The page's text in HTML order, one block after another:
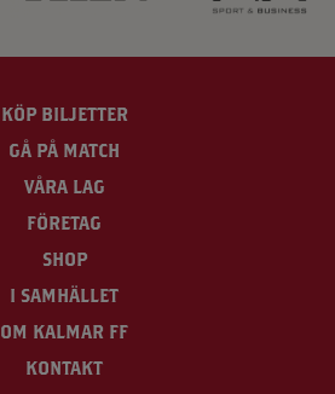
KÖP BILJETTER
GÅ PÅ MATCH
VÅRA LAG
FÖRETAG
SHOP
I SAMHÄLLET
OM KALMAR FF
KONTAKT